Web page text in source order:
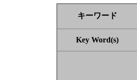
キーワード
Key Word(s)